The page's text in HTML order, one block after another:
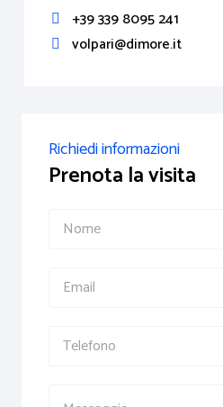
+39 339 8095 241
volpari@dimore.it
Richiedi informazioni
Prenota la visita